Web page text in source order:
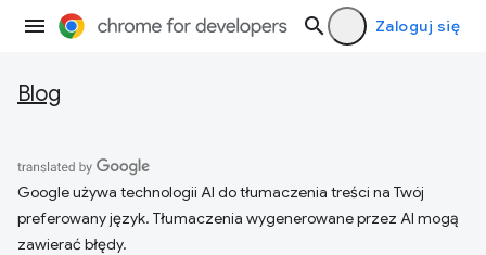
Zaloguj się
Blog
Google używa technologii AI do tłumaczenia treści na Twój
preferowany język. Tłumaczenia wygenerowane przez AI mogą
zawierać błędy.